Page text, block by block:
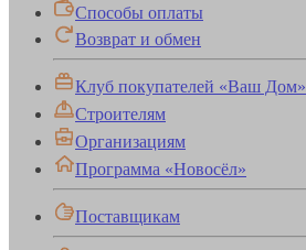
Способы оплаты
Возврат и обмен
Клуб покупателей «Ваш Дом»
Строителям
Организациям
Программа «Новосёл»
Поставщикам